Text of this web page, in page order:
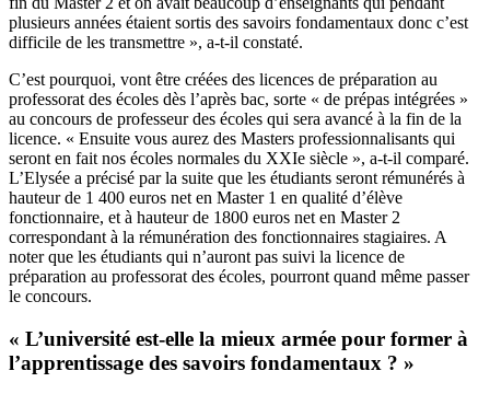
plusieurs années étaient sortis des savoirs fondamentaux donc c’est
difficile de les transmettre », a-t-il constaté.
C’est pourquoi, vont être créées des licences de préparation au
professorat des écoles dès l’après bac, sorte « de prépas intégrées »
au concours de professeur des écoles qui sera avancé à la fin de la
licence. « Ensuite vous aurez des Masters professionnalisants qui
seront en fait nos écoles normales du XXIe siècle », a-t-il comparé.
L’Elysée a précisé par la suite que les étudiants seront rémunérés à
hauteur de 1 400 euros net en Master 1 en qualité d’élève
fonctionnaire, et à hauteur de 1800 euros net en Master 2
correspondant à la rémunération des fonctionnaires stagiaires. A
noter que les étudiants qui n’auront pas suivi la licence de
préparation au professorat des écoles, pourront quand même passer
le concours.
« L’université est-elle la mieux armée pour former à
l’apprentissage des savoirs fondamentaux ? »